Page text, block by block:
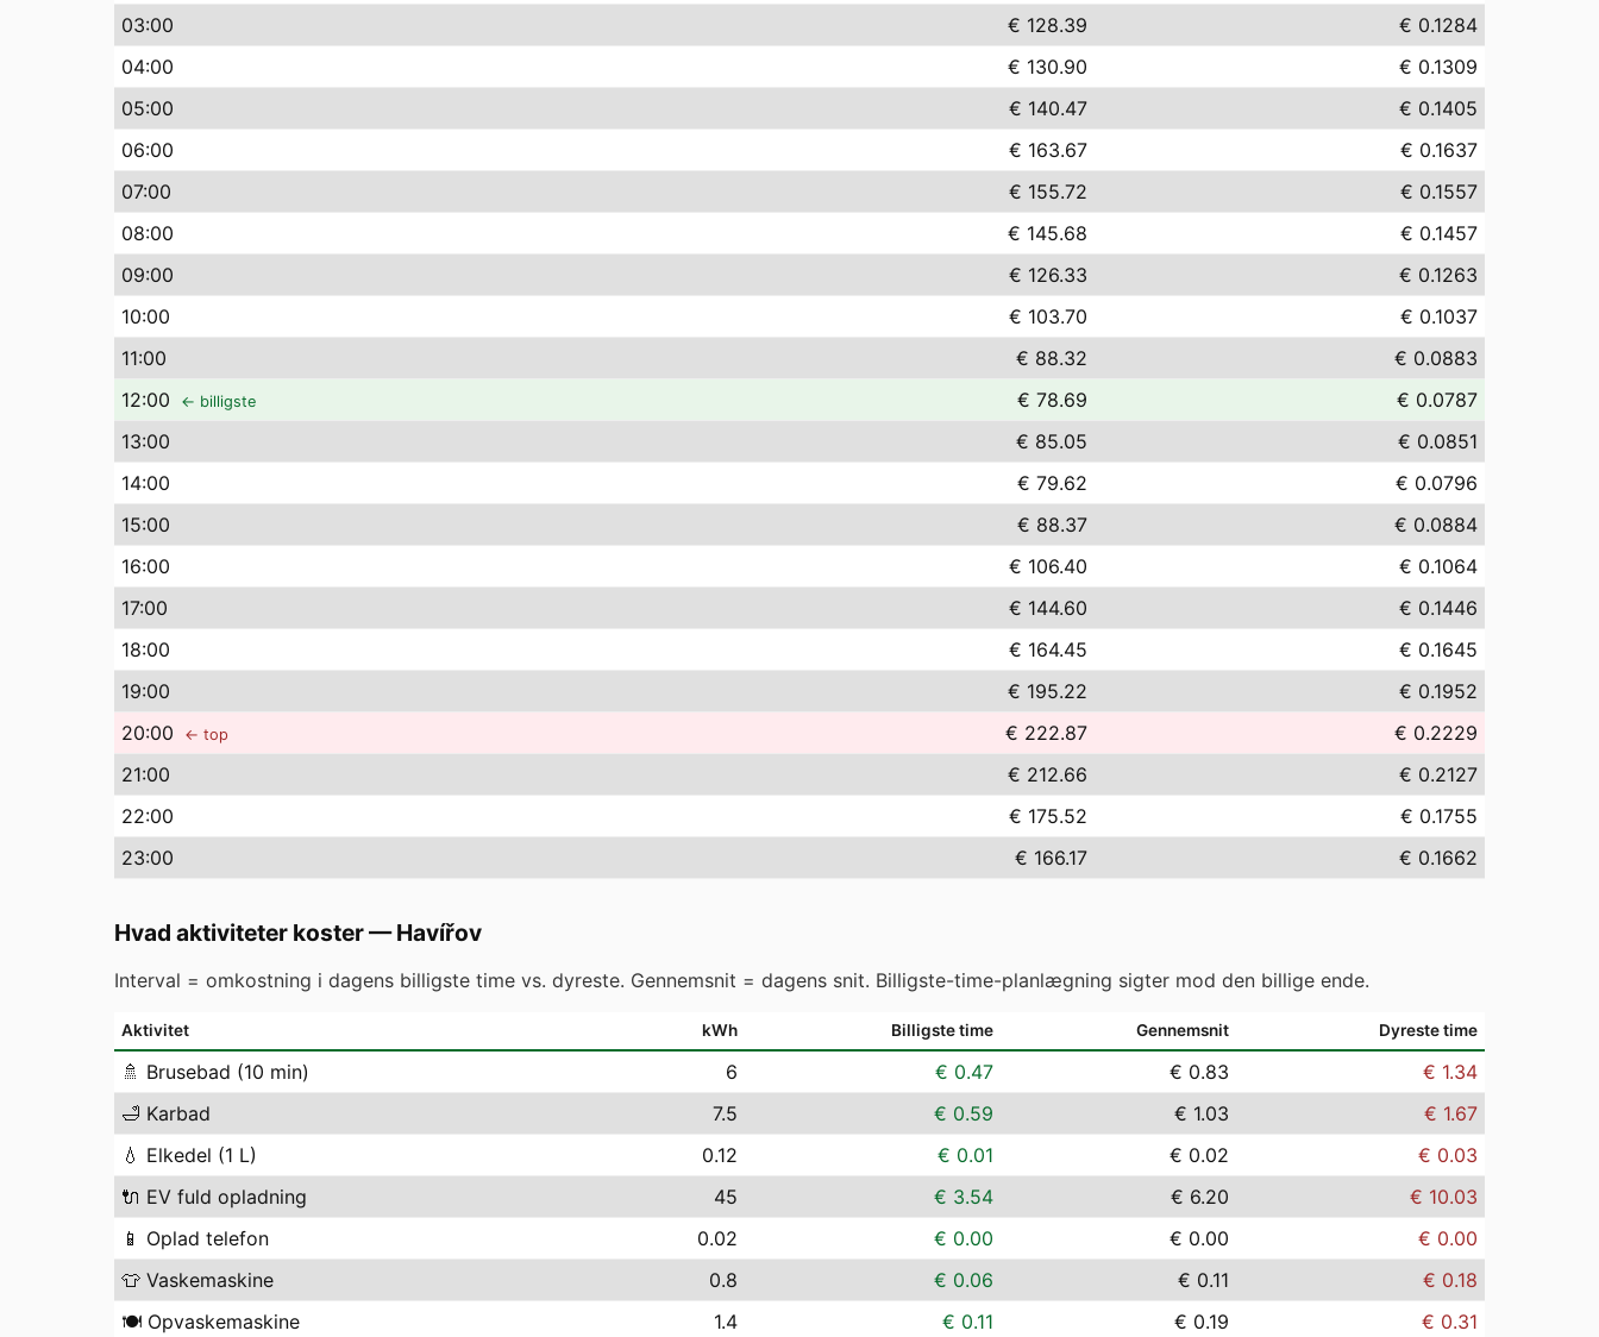
03:00 € 128.39
€ 0.1284
04:00 € 130.90
€ 0.1309
05:00 € 140.47
€ 0.1405
06:00 € 163.67
€ 0.1637
07:00 € 155.72
€ 0.1557
08:00 € 145.68
€ 0.1457
09:00 € 126.33
€ 0.1263
10:00 € 103.70
€ 0.1037
11:00 € 88.32
€ 0.0883
12:00 ← billigste € 78.69
€ 0.0787
13:00 € 85.05
€ 0.0851
14:00 € 79.62
€ 0.0796
15:00 € 88.37
€ 0.0884
16:00 € 106.40
€ 0.1064
17:00 € 144.60
€ 0.1446
18:00 € 164.45
€ 0.1645
19:00 € 195.22
€ 0.1952
20:00 ← top € 222.87
€ 0.2229
21:00 € 212.66
€ 0.2127
22:00 € 175.52
€ 0.1755
23:00 € 166.17 € 0.1662
Hvad aktiviteter koster—Havířov
Interval = omkostning i dagens billigste time vs. dyreste. Gennemsnit = dagens snit. Billigste-time-planlægning sigter mod den billige ende.
Aktivitet kWh Billigste time Gennemsnit Dyreste time
🚿 Brusebad (10 min) 6 € 0.47 € 0.83
€ 1.34
🛁 Karbad 7.5 € 0.59 € 1.03
€ 1.67
💧 Elkedel (1 L) 0.12 € 0.01 € 0.02
€ 0.03
🔌 EV fuld opladning 45 € 3.54 € 6.20
€ 10.03
📱 Oplad telefon 0.02 € 0.00 € 0.00
€ 0.00
👕 Vaskemaskine 0.8 € 0.06 € 0.11
€ 0.18
🍽️ Opvaskemaskine 1.4 € 0.11 € 0.19
€ 0.31